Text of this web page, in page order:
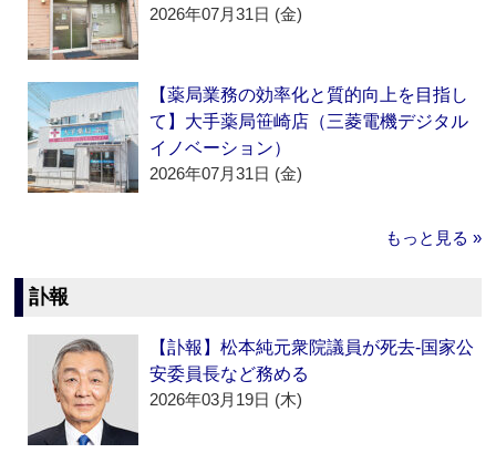
2026年07月31日 (金)
【薬局業務の効率化と質的向上を目指し
て】大手薬局笹崎店（三菱電機デジタル
イノベーション）
2026年07月31日 (金)
もっと見る »
訃報
【訃報】松本純元衆院議員が死去‐国家公
安委員長など務める
2026年03月19日 (木)